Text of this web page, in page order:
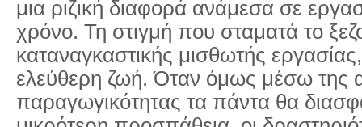
μια ριζική διαφορά ανάμεσα σε
χρόνο. Τη στιγμή που σταματά το
καταναγκαστικής μισθωτής εργασίας,
ελεύθερη ζωή. Όταν όμως μέσω της
παραγωγικότητας τα πάντα θα